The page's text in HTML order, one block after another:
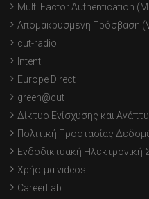
Multi Factor Authentication
Απομακρυσμένη Πρόσβαση
cut-radio
Intent
Europe Direct
green@cut
Δίκτυο Ενίσχυσης και
Πολιτική Προστασίας
Ενδοδικτυακή Ηλεκτρονική
Χρήσιμα videos
CareerLab